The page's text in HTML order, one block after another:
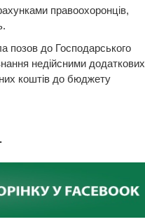
правоохоронців,
позов до Господарського
недійсними додаткових
коштів до бюджету